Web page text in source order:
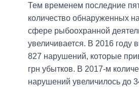
Тем временем последние
количество обнаруженных
сфере рыбоохранной
увеличивается. В 2016 году
827 нарушений, которые
грн убытков. В 2017-м
нарушений увеличилось до